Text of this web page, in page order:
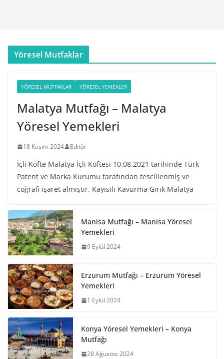
Yöresel Mutfaklar
YÖRESEL MUTFAKLAR YÖRESEL YEMEKLER
Malatya Mutfağı – Malatya
Yöresel Yemekleri
18 Kasım 2024 Editör
İçli Köfte Malatya İçli Köftesi 10.08.2021 tarihinde Türk
Patent ve Marka Kurumu tarafından tescillenmiş ve
coğrafi işaret almıştır. Kayısılı Kavurma Gırık Malatya
Manisa Mutfağı – Manisa Yöresel
Yemekleri
9 Eylül 2024
Erzurum Mutfağı – Erzurum Yöresel
Yemekleri
1 Eylül 2024
Konya Yöresel Yemekleri – Konya
Mutfağı
28 Ağustos 2024